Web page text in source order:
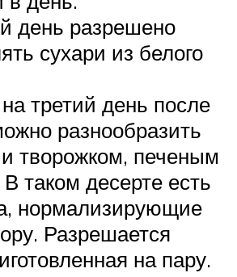
день разрешено
сухари из белого
третий день после
разнообразить
творожком, печеным
таком десерте есть
нормализирующие
Разрешается
на пару.